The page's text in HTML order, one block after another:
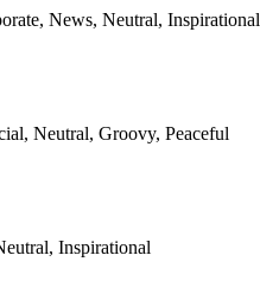
News, Neutral, Inspirational
Neutral, Groovy, Peaceful
Inspirational